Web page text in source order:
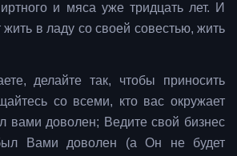
и мяса уже тридцать лет. И
жить в ладу со своей совестью, жить
делайте так, чтобы приносить
со всеми, кто вас окружает
вами доволен; Ведите свой бизнес
Вами доволен (а Он не будет